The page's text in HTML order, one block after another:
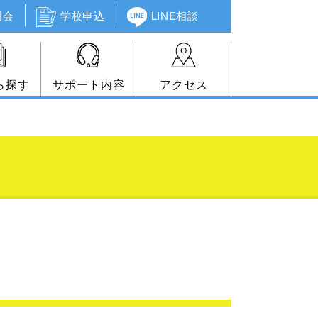
学校申込 LINE相談
探す サポート内容 アクセス